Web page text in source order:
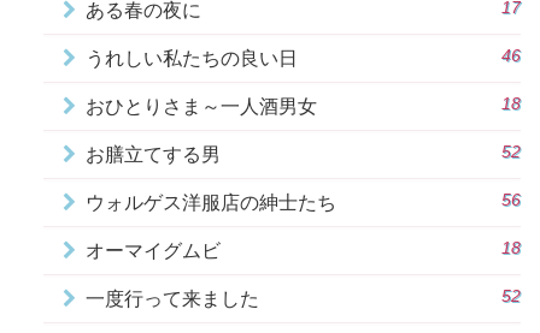
ある春の夜に 17
うれしい私たちの良い日 46
おひとりさま～一人酒男女 18
お膳立てする男 52
ウォルゲス洋服店の紳士たち 56
オーマイグムビ 18
一度行って来ました 52